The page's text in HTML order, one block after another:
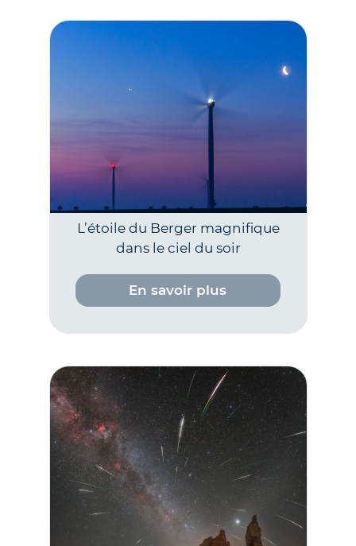
L’étoile du Berger magnifique
dans le ciel du soir
En savoir plus